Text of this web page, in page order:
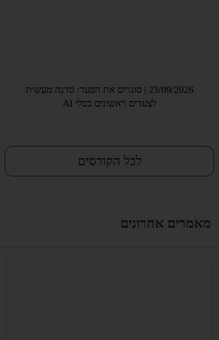
23/09/2026 | סוגרים את הפער: סדנה מעשית
לצעדים ראשונים בכלי AI
לכל הקורסים
מאמרים אחרונים